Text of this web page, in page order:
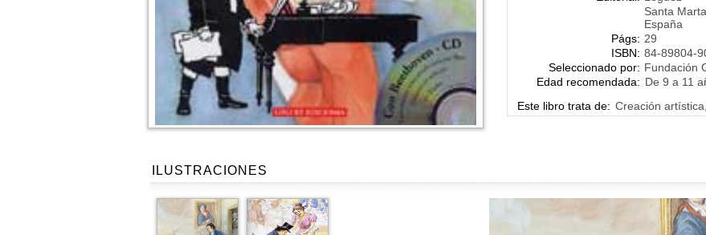
Santa
España
Págs: 29
ISBN: 84-89804-
Seleccionado por: Fundación
Edad recomendada: De 9 a 11
Este libro trata de: Creación
ILUSTRACIONES